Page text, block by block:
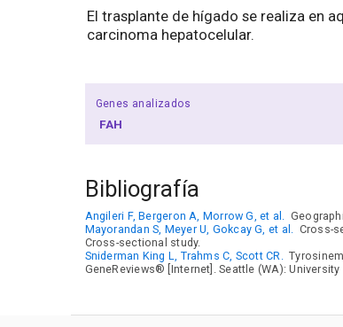
El trasplante de hígado se realiza en
carcinoma hepatocelular.
Genes analizados
FAH
Bibliografía
Angileri F, Bergeron A, Morrow G, et al.
Mayorandan S, Meyer U, Gokcay G, et al.
Cross-
Cross-sectional study.
Sniderman King L, Trahms C, Scott CR.
GeneReviews® [Internet]. Seattle (WA):